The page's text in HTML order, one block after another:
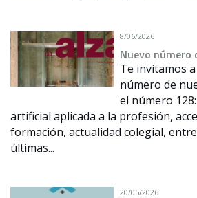
8/06/2026
Nuevo número
Te invitamos
número de
el número
artificial aplicada a la profesión,
formación, actualidad colegial,
últimas...
20/05/2026